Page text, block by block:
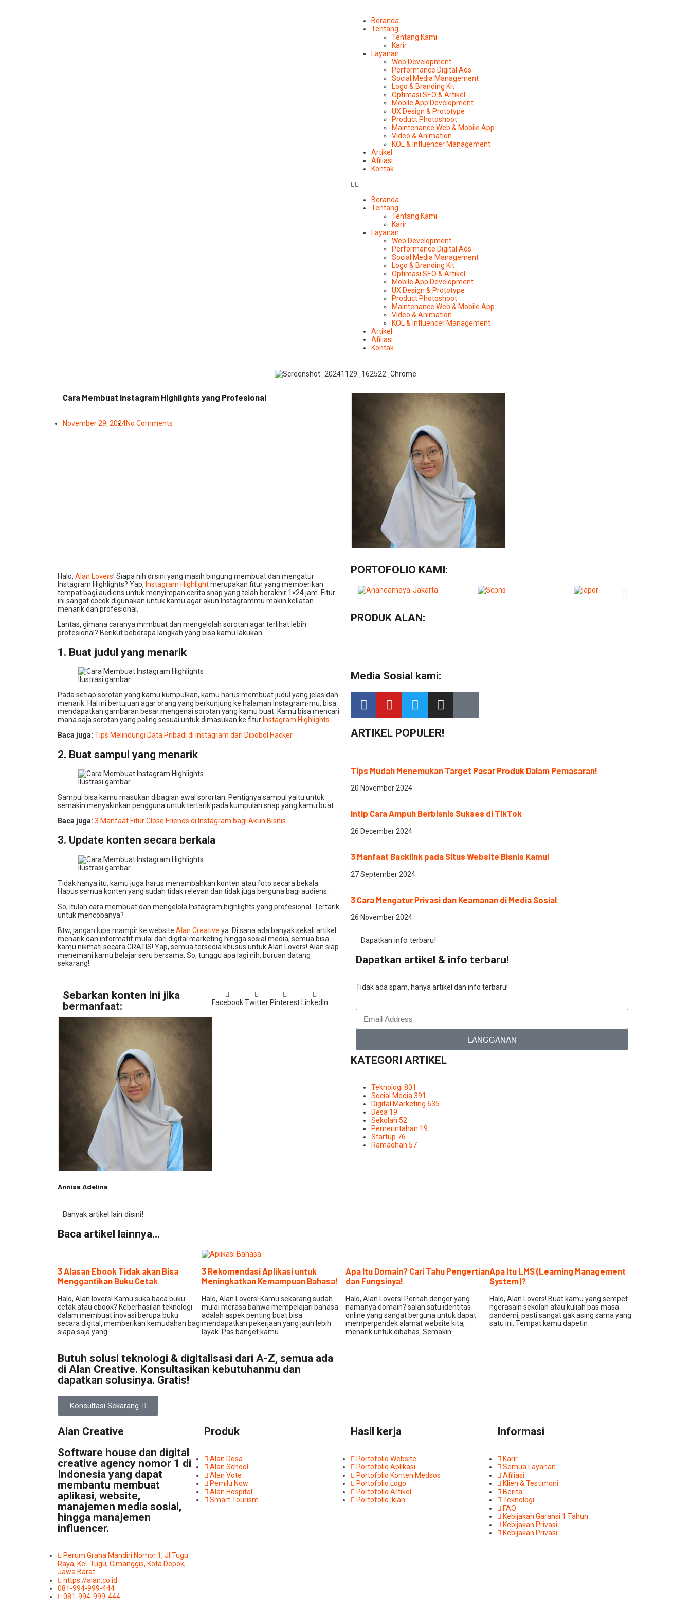
Beranda
Tentang
Tentang Kami
Karir
Layanan
Web Development
Performance Digital Ads
Social Media Management
Logo & Branding Kit
Optimasi SEO & Artikel
Mobile App Development
UX Design & Prototype
Product Photoshoot
Maintenance Web & Mobile App
Video & Animation
KOL & Influencer Management
Artikel
Afiliasi
Kontak
Beranda
Tentang
Tentang Kami
Karir
Layanan
Web Development
Performance Digital Ads
Social Media Management
Logo & Branding Kit
Optimasi SEO & Artikel
Mobile App Development
UX Design & Prototype
Product Photoshoot
Maintenance Web & Mobile App
Video & Animation
KOL & Influencer Management
Artikel
Afiliasi
Kontak
Cara Membuat Instagram Highlights yang Profesional
November 29, 2024No Comments
Halo, Alan Lovers! Siapa nih di sini yang masih bingung membuat dan mengatur
Instagram Highlights? Yap, Instagram Highlightmerupakan fitur yang memberikan
tempat bagi audiens untuk menyimpan cerita snap yang telah berakhir 1×24 jam. Fitur
ini sangat cocok digunakan untuk kamu agar akun Instagrammu makin keliatan
menarik dan profesional.
Lantas, gimana caranya mrmbuat dan mengelolah sorotan agar terlihat lebih
profesional? Berikut beberapa langkah yang bisa kamu lakukan.
1. Buat judul yang menarik
Ilustrasi gambar
Pada setiap sorotan yang kamu kumpulkan, kamu harus membuat judul yang jelas dan
menarik. Hal ini bertujuan agar orang yang berkunjung ke halaman Instagram-mu, bisa
mendapatkan gambaran besar mengenai sorotan yang kamu buat. Kamu bisa mencari
mana saja sorotan yang paling sesuai untuk dimasukan ke fitur Instagram Highlights.
Baca juga: Tips Melindungi Data Pribadi di Instagram dari Dibobol Hacker
2. Buat sampul yang menarik
Ilustrasi gambar
Sampul bisa kamu masukan dibagian awal sorortan. Pentignya sampul yaitu untuk
semakin menyakinkan pengguna untuk tertarik pada kumpulan snap yang kamu buat.
Baca juga: 3 Manfaat Fitur Close Friends di Instagram bagi Akun Bisnis
3. Update konten secara berkala
Ilustrasi gambar
Tidak hanya itu, kamu juga harus menambahkan konten atau foto secara bekala.
Hapus semua konten yang sudah tidak relevan dan tidak juga berguna bagi audiens.
So, itulah cara membuat dan mengelola Instagram highlights yang profesional. Tertarik
untuk mencobanya?
Btw, jangan lupa mampir ke website Alan Creative ya. Di sana ada banyak sekali artikel
menarik dan informatif mulai dari digital marketing hingga sosial media, semua bisa
kamu nikmati secara GRATIS! Yap, semua tersedia khusus untuk Alan Lovers! Alan siap
menemani kamu belajar seru bersama. So, tunggu apa lagi nih, buruan datang
sekarang!
Sebarkan konten ini jika
bermanfaat:
Facebook Twitter Pinterest LinkedIn
Annisa Adelina
PORTOFOLIO KAMI:
PRODUK ALAN:
Media Sosial kami:
ARTIKEL POPULER!
⁠Tips Mudah Menemukan Target Pasar Produk Dalam Pemasaran!
20 November 2024
Intip Cara Ampuh Berbisnis Sukses di TikTok
26 December 2024
3 Manfaat Backlink pada Situs Website Bisnis Kamu!
27 September 2024
3 Cara Mengatur Privasi dan Keamanan di Media Sosial
26 November 2024
Dapatkan info terbaru!
Dapatkan artikel & info terbaru!
Tidak ada spam, hanya artikel dan info terbaru!
LANGGANAN
KATEGORI ARTIKEL
Teknologi 801
Social Media391
Digital Marketing 635
Desa 19
Sekolah 52
Pemerintahan 19
Startup 76
Ramadhan 57
Banyak artikel lain disini!
Baca artikel lainnya...
3 Alasan Ebook Tidak akan Bisa
Menggantikan Buku Cetak
Halo, Alan lovers! Kamu suka baca buku
cetak atau ebook? Keberhasilan teknologi
dalam membuat inovasi berupa buku
secara digital, memberikan kemudahan bagi
siapa saja yang
3 Rekomendasi Aplikasi untuk
Meningkatkan Kemampuan Bahasa!
Halo, Alan Lovers! Kamu sekarang sudah
mulai merasa bahwa mempelajari bahasa
adalah aspek penting buat bisa
mendapatkan pekerjaan yang jauh lebih
layak. Pas banget kamu
Apa Itu Domain? Cari Tahu Pengertian
dan Fungsinya!
Halo, Alan Lovers! Pernah denger yang
namanya domain? salah satu identitas
online yang sangat berguna untuk dapat
memperpendek alamat website kita,
menarik untuk dibahas. Semakin
Apa Itu LMS (Learning Management
System)?
Halo, Alan Lovers! Buat kamu yang sempet
ngerasain sekolah atau kuliah pas masa
pandemi, pasti sangat gak asing sama yang
satu ini. Tempat kamu dapetin
Butuh solusi teknologi & digitalisasi dari A-Z, semua ada
di Alan Creative. Konsultasikan kebutuhanmu dan
dapatkan solusinya. Gratis!
Konsultasi Sekarang
Alan Creative
Software house dan digital
creative agency nomor 1 di
Indonesia yang dapat
membantu membuat
aplikasi, website,
manajemen media sosial,
hingga manajemen
influencer.
Perum Graha Mandiri Nomor 1, Jl Tugu
Raya, Kel. Tugu, Cimanggis, Kota Depok,
Jawa Barat
https://alan.co.id
081-994-999-444
081-994-999-444
Produk
Alan Desa
Alan School
Alan Vote
Pemilu Now
Alan Hospital
Smart Tourism
Hasil kerja
Portofolio Website
Portofolio Aplikasi
Portofolio Konten Medsos
Portofolio Logo
Portofolio Artikel
Portofolio Iklan
Informasi
Karir
Semua Layanan
Afiliasi
Klien & Testimoni
Berita
Teknologi
FAQ
Kebijakan Garansi 1 Tahun
Kebijakan Privasi
Kebijakan Privasi